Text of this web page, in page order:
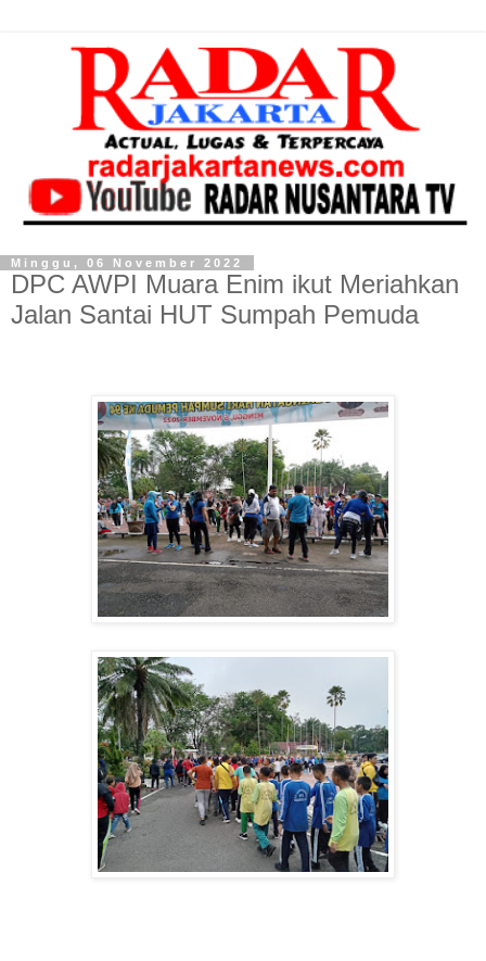
Minggu, 06 November 2022
DPC AWPI Muara Enim ikut Meriahkan
Jalan Santai HUT Sumpah Pemuda